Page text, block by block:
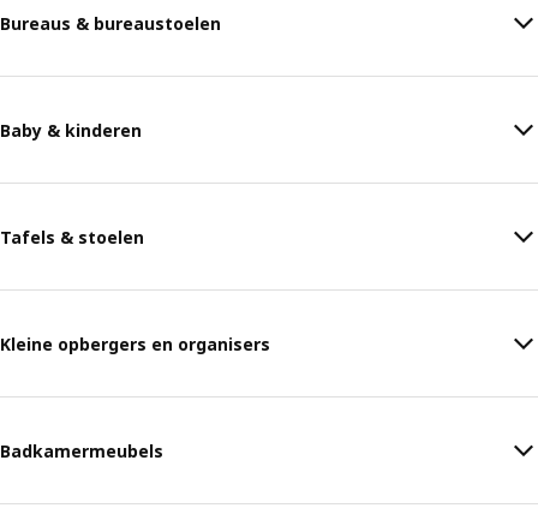
Bureaus & bureaustoelen
Baby & kinderen
Tafels & stoelen
Kleine opbergers en organisers
Badkamermeubels